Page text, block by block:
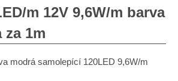
m 12V 9,6W/m barva
za 1m
modrá samolepící 120LED 9,6W/m